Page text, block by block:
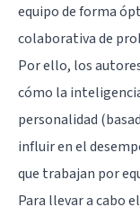
equipo de forma
colaborativa de
Por ello, los
cómo la
personalidad
influir en el
que trabajan por
Para llevar a cabo